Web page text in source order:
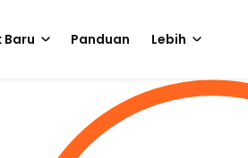
Baru Panduan Lebih